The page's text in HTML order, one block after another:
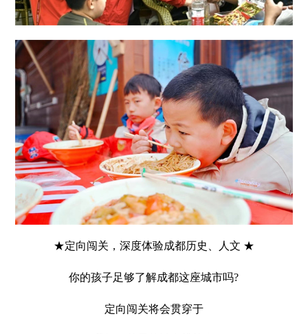
★定向闯关，深度体验成都历史、人文 ★
你的孩子足够了解成都这座城市吗?
定向闯关将会贯穿于